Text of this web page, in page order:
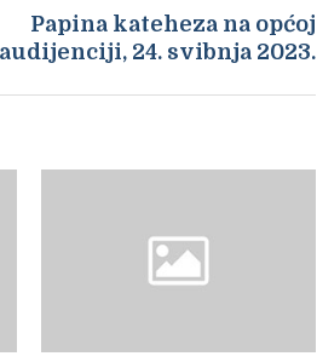
Papina kateheza na općoj
audijenciji, 24. svibnja 2023.